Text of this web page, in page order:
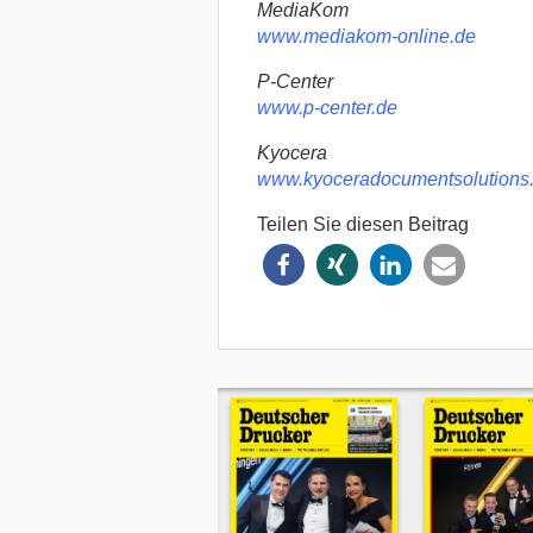
MediaKom
www.mediakom-online.de
P-Center
www.p-center.de
Kyocera
Teilen Sie diesen Beitrag